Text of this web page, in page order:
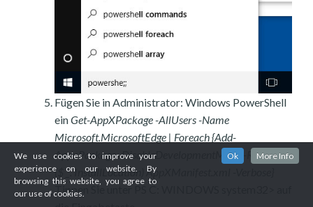
Fügen Sie in Administrator: Windows PowerShell
einGet-AppXPackage -AllUsers -Name
Microsoft.MicrosoftEdge | Foreach {Add-
AppxPackage -DisableDevelopmentMode -Register $
($ _. InstallLocation) AppXManifest.xml -Verbose}
Tippen Sie unter PS C: WINDOWS system32> auf
We use cookies to improve your
experience on our website. By
browsing this website, you agree to
our use of cookies.
Ok More Info